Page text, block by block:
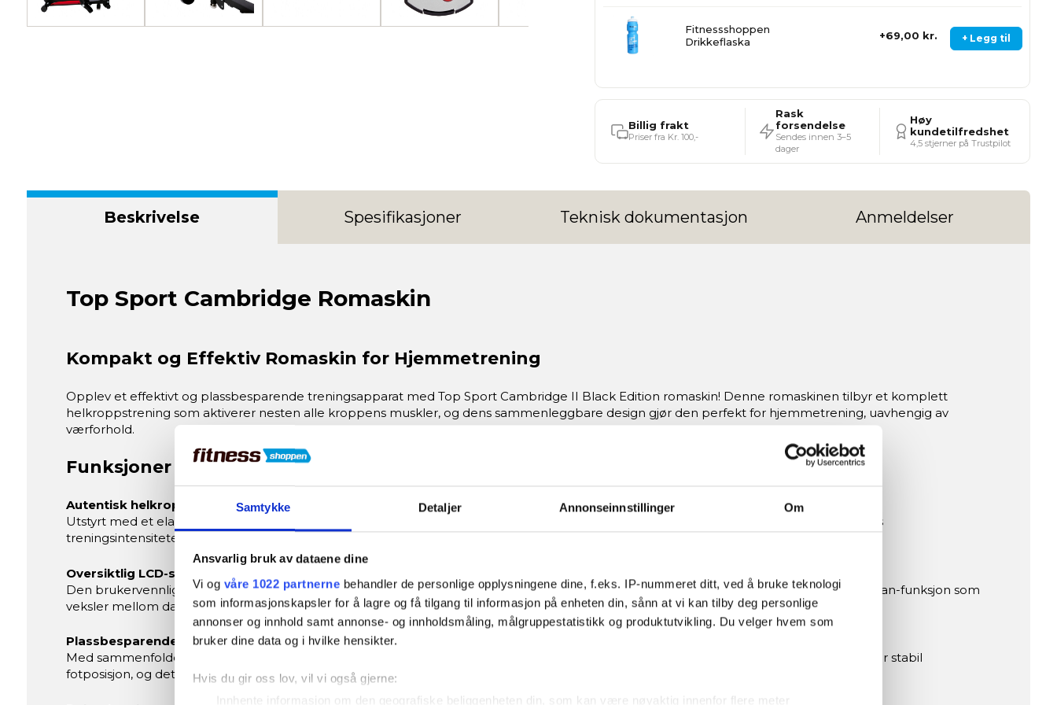
Samtykke Detaljer Annonseinnstillinger Om
Ansvarlig bruk av dataene dine
Vi og våre 1022 partnerne behandler de personlige opplysningene dine, f.eks. IP-nummeret ditt, ved å bruke teknologi
som informasjonskapsler for å lagre og få tilgang til informasjon på enheten din, sånn at vi kan tilby deg personlige
annonser og innhold samt annonse- og innholdsmåling, målgruppestatistikk og produktutvikling. Du velger hvem som
bruker dine data og i hvilke hensikter.
Hvis du gir oss lov, vil vi også gjerne:
Innhente informasjon om den geografiske beliggenheten din, som kan være nøyaktig innenfor flere meter
+ Legg til
Fitnessshoppen
Drikkeflaska
69,00 kr.
Billig frakt
Priser fra Kr. 100,-
Rask
forsendelse
Sendes innen 3–5
dager
Høy
kundetilfredshet
4,5 stjerner på Trustpilot
Beskrivelse Spesifikasjoner Teknisk dokumentasjon Anmeldelser
Top Sport Cambridge Romaskin
Kompakt og Effektiv Romaskin for Hjemmetrening
Opplev et effektivt og plassbesparende treningsapparat med Top Sport Cambridge II Black Edition romaskin! Denne romaskinen tilbyr et komplett
helkroppstrening som aktiverer nesten alle kroppens muskler, og dens sammenleggbare design gjør den perfekt for hjemmetrening, uavhengig av
værforhold.
Funksjoner og Fordeler
Autentisk helkroppstrening med justerbar motstand
Utstyrt med et elastisk taudragssystem og 4-trinns justerbar motstand gir Cambridge II en jevn og naturlig robevegelse som kan tilpasses
treningsintensiteten din. Motstandssystemet er hastighetsuavhengig, noe som sikrer jevn belastning gjennom hele treningen.
Oversiktlig LCD-skjerm
Den brukervennlige LCD-skjermen viser viktige treningsdata som tid, rotak, totale rotak, rotak per minutt, estimert kaloriforbruk og en scan-funksjon som
veksler mellom data. Dette hjelper deg med å holde oversikt over fremgangen din og holde motivasjonen oppe.
Plassbesparende og brukervennlig design
Med sammenfoldede mål på 110 x 44 x 108 cm kan romaskinen enkelt oppbevares i små rom. De sklisikre fotstøttene med borrelås sikrer stabil
fotposisjon, og det polstrede komfortsetet med glidelagerhjul gir en behagelig og stillegående treningsopplevelse.